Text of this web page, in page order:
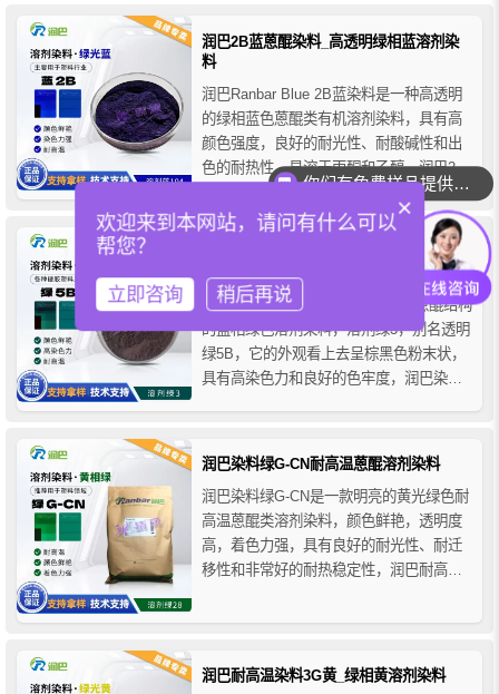
种塑料制品的着色，如玩具、电子设备外
壳、车内饰件、家居用品等等。
润巴2B蓝蒽醌染料_高透明绿相蓝溶剂染
料
润巴Ranbar Blue 2B蓝染料是一种高透明
的绿相蓝色蒽醌类有机溶剂染料，具有高
颜色强度，良好的耐光性、耐酸碱性和出
色的耐热性，易溶于丙酮和乙醇，润巴2B
蓝高透明蒽醌染料主要用于塑料行业，典
型的应用是PET瓶着色，推荐用于聚酯纤
维、PET纤维和各种工程塑料，适用于
PS、SAN、ABS、PC、PMMA、PET、
PB...
润巴染料透明绿5B_蓝相绿色溶剂染料_溶
润巴Ranbar Green 5B是一种基于蒽醌结构
的蓝相绿色溶剂染料，溶剂绿3，别名透明
绿5B，它的外观看上去呈棕黑色粉末状，
具有高染色力和良好的色牢度，润巴染料
各种硬胶塑料产品的着色应用。
润巴染料绿G-CN耐高温蒽醌溶剂染料
润巴染料绿G-CN是一款明亮的黄光绿色耐
高温蒽醌类溶剂染料，颜色鲜艳，透明度
高，着色力强，具有良好的耐光性、耐迁
移性和非常好的耐热稳定性，润巴耐高温
和纤维染色，如PS、SAN、PMMA、
醋丁酯、SB、ABS和ABS/PC共混物等聚
润巴耐高温染料3G黄_绿相黄溶剂染料
你们有免费样品提供吗？
你们可以提供配色服务吗？
×
欢迎来到本网站，请问有什么可以
帮您？
立即咨询 稍后再说